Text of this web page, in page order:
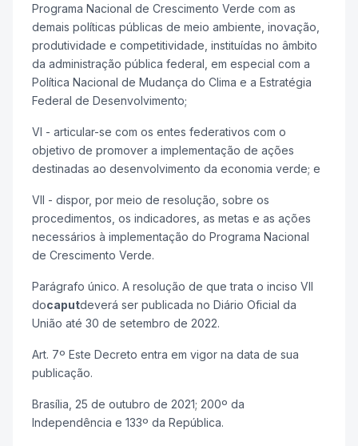
Programa Nacional de Crescimento Verde com as
demais políticas públicas de meio ambiente, inovação,
produtividade e competitividade, instituídas no âmbito
da administração pública federal, em especial com a
Política Nacional de Mudança do Clima e a Estratégia
Federal de Desenvolvimento;
VI - articular-se com os entes federativos com o
objetivo de promover a implementação de ações
destinadas ao desenvolvimento da economia verde; e
VII - dispor, por meio de resolução, sobre os
procedimentos, os indicadores, as metas e as ações
necessários à implementação do Programa Nacional
de Crescimento Verde.
Parágrafo único. A resolução de que trata o inciso VII
docaputdeverá ser publicada no Diário Oficial da
União até 30 de setembro de 2022.
Art. 7º Este Decreto entra em vigor na data de sua
publicação.
Brasília, 25 de outubro de 2021; 200º da
Independência e 133º da República.